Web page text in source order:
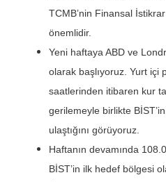
TCMB’nin Finansal
önemlidir.
Yeni haftaya ABD ve
olarak başlıyoruz. Yurt içi
saatlerinden itibaren kur
gerilemeyle birlikte
ulaştığını görüyoruz.
Haftanın devamında
BİST’in ilk hedef bölgesi